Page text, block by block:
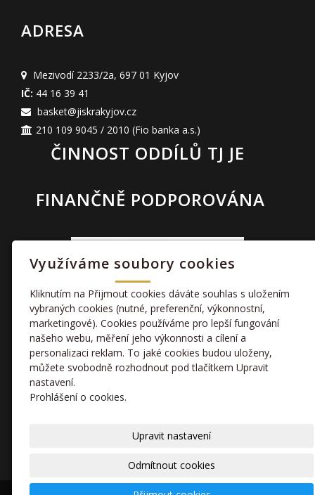
ADRESA
Mezivodí 2233/2a, 697 01 Kyjov
IČ: 44 16 39 41
basket@jiskrakyjov.cz
210 109 9045 / 2010 (Fio banka a.s.)
ČINNOST ODDÍLŮ TJ JE
FINANČNĚ PODPOROVÁNA
TAKÉ NÁS NAJDETE
kamera
Využíváme soubory cookies
Kliknutím na Přijmout cookies dáváte souhlas s uložením
vybraných cookies (nutné, preferenční, výkonnostní,
marketingové). Cookies používáme pro lepší fungování
našeho webu, měření jeho výkonnosti a cílení a
personalizaci reklam. To jaké cookies budou uloženy,
můžete svobodně rozhodnout pod tlačítkem Upravit
nastavení.
Prohlášení o cookies.
Upravit nastavení
Odmítnout cookies